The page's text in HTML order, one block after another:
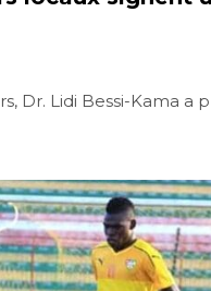
Dr. Lidi Bessi-Kama a